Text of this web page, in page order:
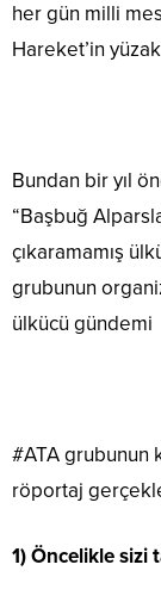
her gün milli
Hareket’in
Bundan bir yıl
“Başbuğ
çıkaramamış
grubunun
ülkücü gündemi
#ATA grubunun
röportaj
1) Öncelikle sizi